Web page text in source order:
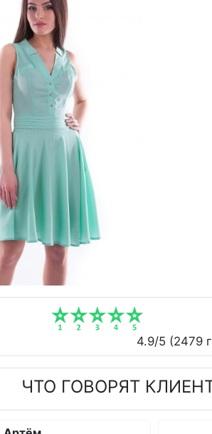
4.9/5 (2479
ЧТО ГОВОРЯТ